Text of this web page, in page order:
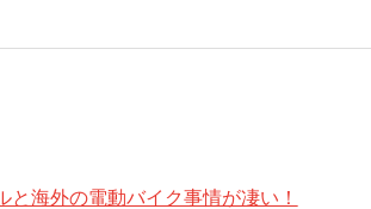
海外の電動バイク事情が凄い！